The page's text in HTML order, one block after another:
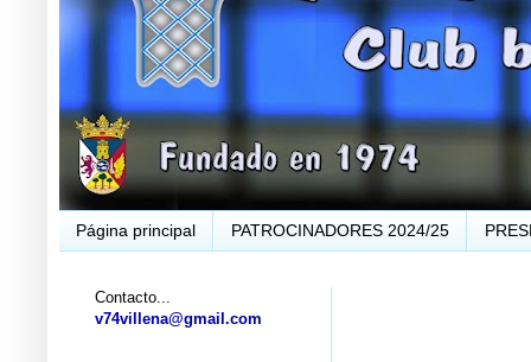
Página principal PATROCINADORES 2024/25
Contacto...
v74villena@gmail.com